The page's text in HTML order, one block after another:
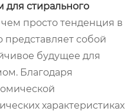
стирального
просто тенденция в
представляет собой
будущее для
Благодаря
характеристиках